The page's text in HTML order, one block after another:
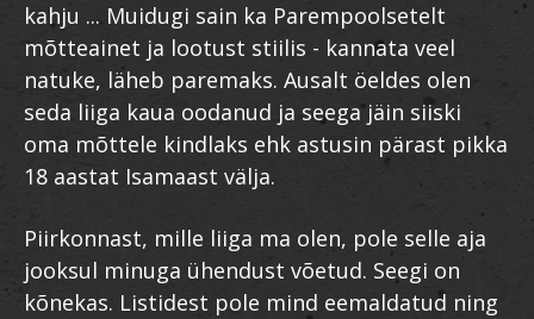
kahju ... Muidugi sain ka Parempoolsetelt
mõtteainet ja lootust stiilis - kannata veel
natuke, läheb paremaks. Ausalt öeldes olen
seda liiga kaua oodanud ja seega jäin siiski
oma mõttele kindlaks ehk astusin pärast pikka
18 aastat Isamaast välja.
Piirkonnast, mille liiga ma olen, pole selle aja
jooksul minuga ühendust võetud. Seegi on
kõnekas. Listidest pole mind eemaldatud ning